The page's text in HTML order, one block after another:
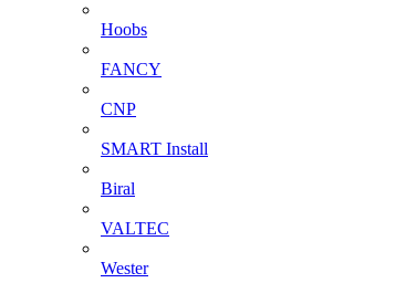
Hoobs
FANCY
CNP
SMART Install
Biral
VALTEC
Wester